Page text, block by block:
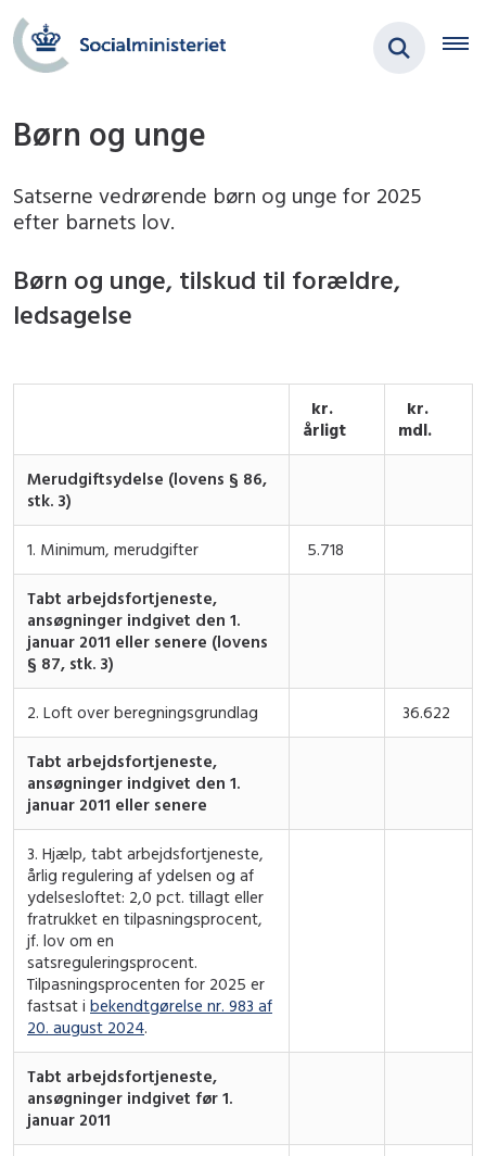
Børn og unge
Satserne vedrørende børn og unge for 2025
efter barnets lov.
Børn og unge, tilskud til forældre,
ledsagelse
kr.
årligt
kr.
mdl.
Merudgiftsydelse (lovens § 86,
stk. 3)
1. Minimum, merudgifter 5.718
Tabt arbejdsfortjeneste,
ansøgninger indgivet den 1.
januar 2011 eller senere (lovens
§ 87, stk. 3)
2. Loft over beregningsgrundlag 36.622
Tabt arbejdsfortjeneste,
ansøgninger indgivet den 1.
januar 2011 eller senere
3. Hjælp, tabt arbejdsfortjeneste,
årlig regulering af ydelsen og af
ydelsesloftet: 2,0 pct. tillagt eller
fratrukket en tilpasningsprocent,
jf. lov om en
satsreguleringsprocent.
Tilpasningsprocenten for 2025 er
fastsat i bekendtgørelse nr. 983 af
20. august 2024.
Tabt arbejdsfortjeneste,
ansøgninger indgivet før 1.
januar 2011